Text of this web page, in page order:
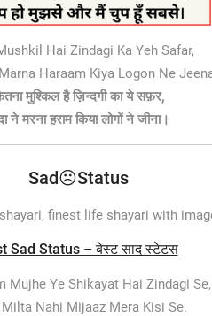
Hai Zindagi Ka Yeh Safar,
Haraam Kiya Logon Ne
मुश्किल है ज़िन्दगी का ये सफ़र,
ने मरना हराम किया लोगों ने जीना।
Sad☹️Status
finest life shayari with
Sad Status – बेस्ट साद स्टेटस
Mujhe Ye Shikayat Hai Zindagi Se,
Milta Nahi Mijaaz Mera Kisi Se.